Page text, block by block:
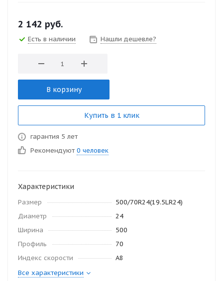
2 142 руб.
Есть в наличии Нашли дешевле?
В корзину
Купить в 1 клик
гарантия 5 лет
Рекомендуют 0 человек
Характеристики
Размер
500/70R24(19.5LR24)
Диаметр
24
Ширина
500
Профиль
70
Индекс скорости
А8
Все характеристики